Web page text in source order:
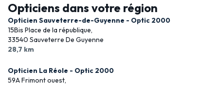
Opticiens dans votre région
Opticien Sauveterre-de-Guyenne - Optic 2000
15Bis Place de la république,
33540 Sauveterre De Guyenne
28,7 km
Opticien La Réole - Optic 2000
59A Frimont ouest,